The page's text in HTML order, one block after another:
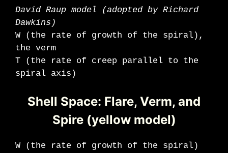
David Raup model (adopted by Richard
Dawkins)
W (the rate of growth of the spiral),
the verm
T (the rate of creep parallel to the
spiral axis)
Shell Space: Flare, Verm, and
Spire (yellow model)
W (the rate of growth of the spiral)